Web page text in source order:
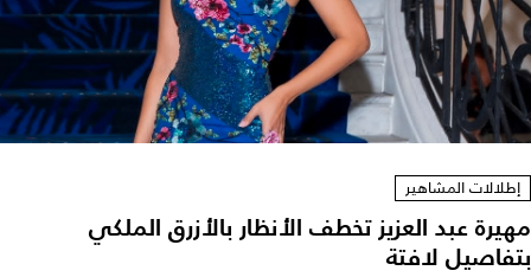
إطلالات المشاهير
مهيرة عبد العزيز تخطف الأنظار بالأزرق الملكي
بتفاصيل لافتة